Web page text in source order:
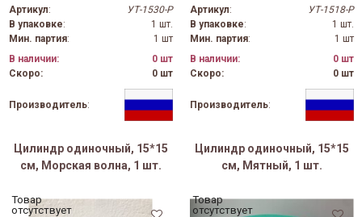
Артикул:
УТ-1530-Р
В упаковке:
1 шт.
Мин. партия:
1 шт
В наличии:
0 шт
Скоро:
0 шт
Производитель:
Артикул:
УТ-1518-Р
В упаковке:
1 шт.
Мин. партия:
1 шт
В наличии:
0 шт
Скоро:
0 шт
Производитель:
Цилиндр одиночный, 15*15
см, Морская волна, 1 шт.
Товар
отсутствует
Цилиндр одиночный, 15*15
см, Мятный, 1 шт.
Товар
отсутствует